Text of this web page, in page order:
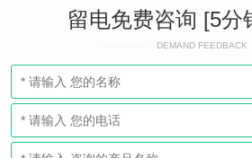
留电免费咨询 [5分
DEMAND FEEDBACK